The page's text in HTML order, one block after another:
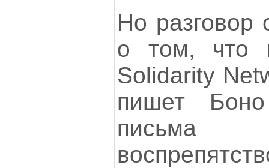
Но разговор
о том, что
Solidarity
пишет
письма